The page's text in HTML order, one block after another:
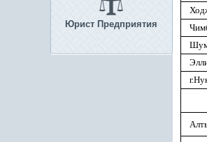
Юрист Предприятия